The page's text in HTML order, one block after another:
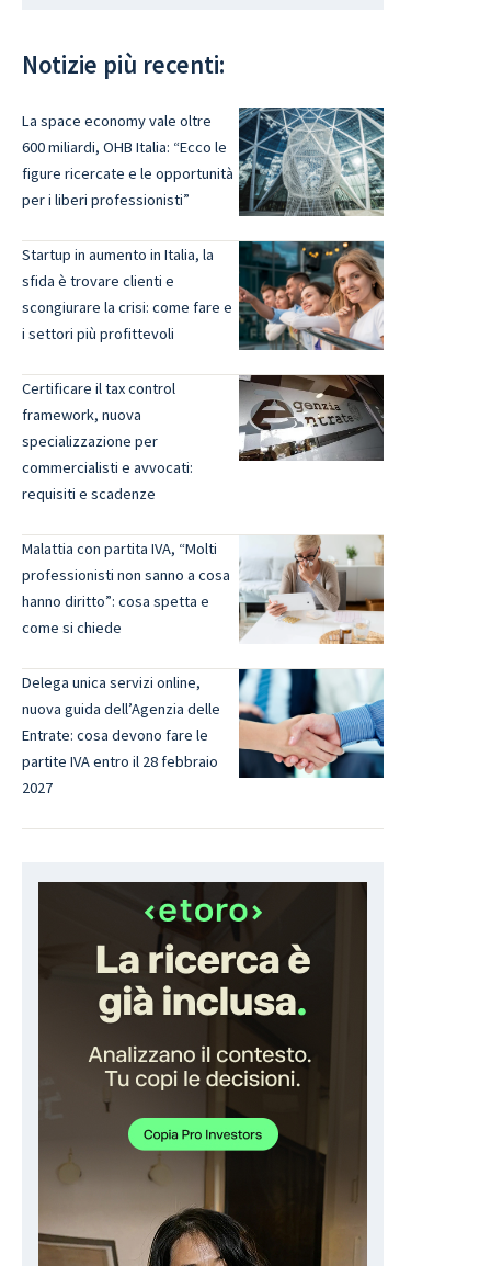
Notizie più recenti:
La space economy vale oltre
600 miliardi, OHB Italia: “Ecco le
figure ricercate e le opportunità
per i liberi professionisti”
Startup in aumento in Italia, la
sfida è trovare clienti e
scongiurare la crisi: come fare e
i settori più profittevoli
Certificare il tax control
framework, nuova
specializzazione per
commercialisti e avvocati:
requisiti e scadenze
Malattia con partita IVA, “Molti
professionisti non sanno a cosa
hanno diritto”: cosa spetta e
come si chiede
Delega unica servizi online,
nuova guida dell’Agenzia delle
Entrate: cosa devono fare le
partite IVA entro il 28 febbraio
2027